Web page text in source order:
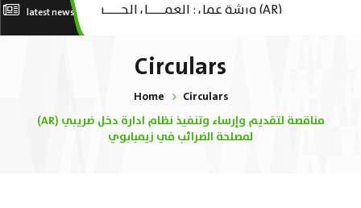
استبيان معوقات
latest news
تكاليف بدء ومزاولة وإنهاء الأعمال
الاقتصادية لقطاع الترفيه – الثقافة –
السياحة”
(AR) ورشة عمل : العمـــــل الحـــــر
Circulars
Home
Circulars
(AR) مناقصة لتقديم وإرساء وتنفيذ نظام ادارة دخل ضريبي
لمصلحة الضرائب في زيمبابوي